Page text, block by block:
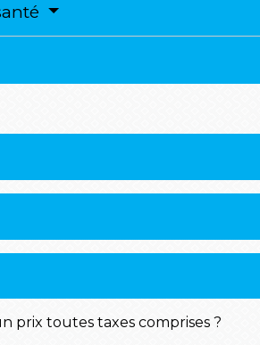
prix toutes taxes comprises ?